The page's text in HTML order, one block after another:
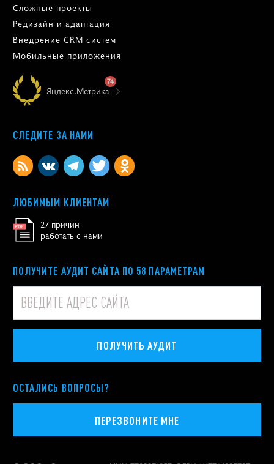
Сложные проекты
Редизайн и адаптация
Внедрение CRM систем
Мобильные приложения
Яндекс.Метрика
74
СЛЕДИТЕ ЗА НАМИ
ЛЮБИМЫМ КЛИЕНТАМ
27 причин
работать с нами
ПОЛУЧИТЕ АУДИТ САЙТА ПО 58 ПАРАМЕТРАМ
ПОЛУЧИТЬ АУДИТ
ОСТАЛИСЬ ВОПРОСЫ?
ПЕРЕЗВОНИТЕ МНЕ